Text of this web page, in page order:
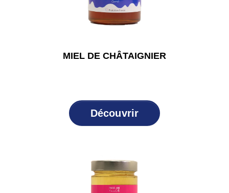
MIEL DE CHÂTAIGNIER
Découvrir